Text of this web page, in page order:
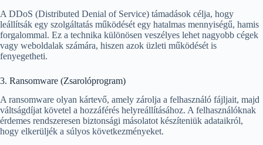
A DDoS (Distributed Denial of Service) támadások célja, hogy
leállítsák egy szolgáltatás működését egy hatalmas mennyiségű, hamis
forgalommal. Ez a technika különösen veszélyes lehet nagyobb cégek
vagy weboldalak számára, hiszen azok üzleti működését is
fenyegetheti.
3. Ransomware (Zsarolóprogram)
A ransomware olyan kártevő, amely zárolja a felhasználó fájljait, majd
váltságdíjat követel a hozzáférés helyreállításához. A felhasználóknak
érdemes rendszeresen biztonsági másolatot készíteniük adataikról,
hogy elkerüljék a súlyos következményeket.